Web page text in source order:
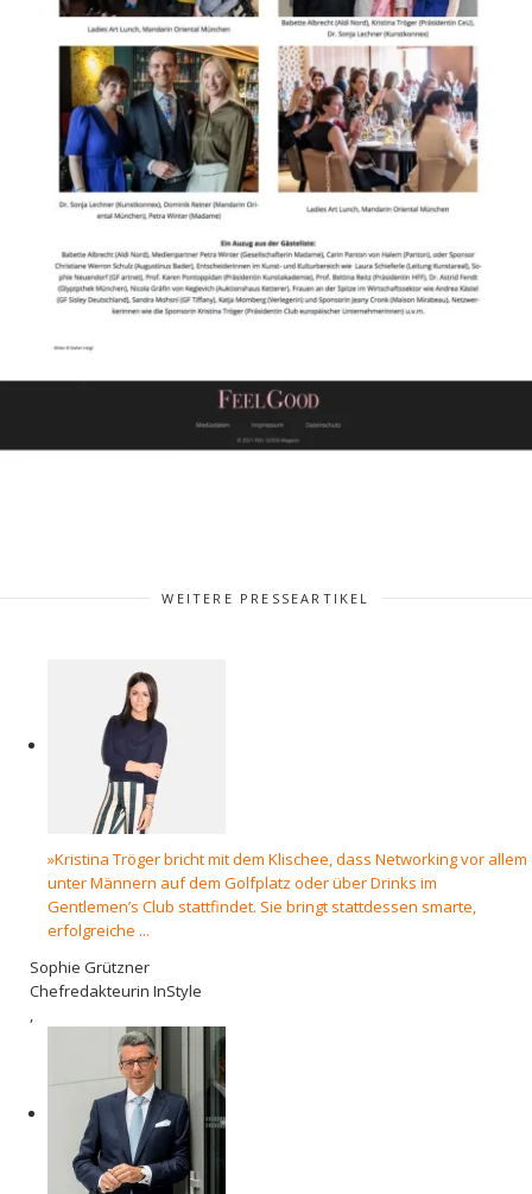
WEITERE PRESSEARTIKEL
»Kristina Tröger bricht mit dem Klischee, dass Networking vor allem
unter Männern auf dem Golfplatz oder über Drinks im
Gentlemen’s Club stattfindet. Sie bringt stattdessen smarte,
erfolgreiche ...
Sophie Grützner
Chefredakteurin InStyle
,